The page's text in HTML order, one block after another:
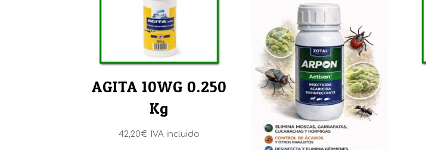
AGITA 10WG 0.250
Kg
42,20€ IVA incluido